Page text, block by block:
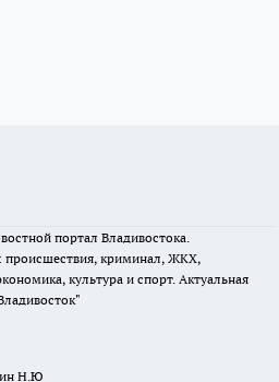
портал Владивостока.
происшествия, криминал, ЖКХ,
культура и спорт. Актуальная
Н.Ю